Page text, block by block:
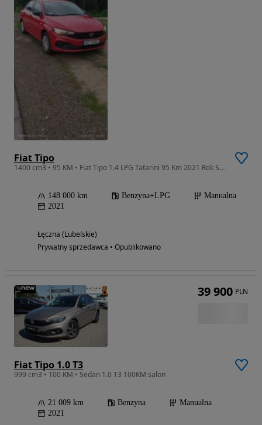
Fiat Tipo
1400 cm3 • 95 KM • Fiat Tipo 1.4 LPG Tatarini 95 Km 2021 Rok Salon Polska
148 000 km Benzyna+LPG
Manualna
2021
Łęczna (Lubelskie)
Prywatny sprzedawca • Opublikowano
Fiat Tipo 1.0 T3
999 cm3 • 100 KM • Sedan 1.0 T3 100KM salon
21 009 km Benzyna
Manualna
2021
39 900 PLN